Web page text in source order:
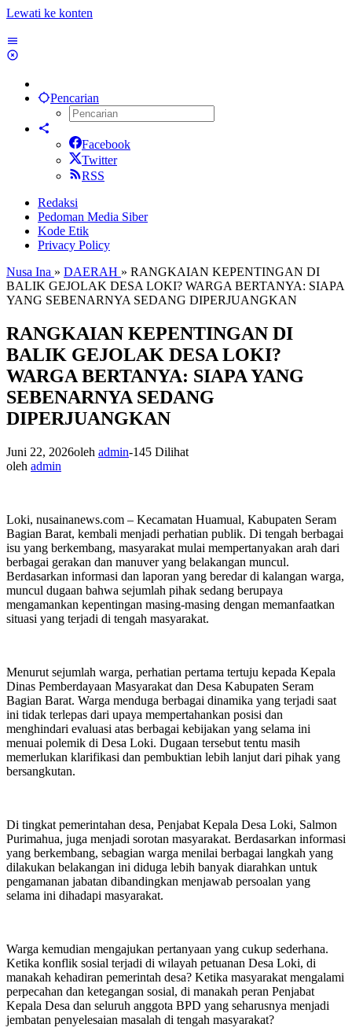
Lewati ke konten
Pencarian
Facebook
Twitter
RSS
Redaksi
Pedoman Media Siber
Kode Etik
Privacy Policy
Nusa Ina » DAERAH » RANGKAIAN KEPENTINGAN DI
BALIK GEJOLAK DESA LOKI? WARGA BERTANYA: SIAPA
YANG SEBENARNYA SEDANG DIPERJUANGKAN
RANGKAIAN KEPENTINGAN DI
BALIK GEJOLAK DESA LOKI?
WARGA BERTANYA: SIAPA YANG
SEBENARNYA SEDANG
DIPERJUANGKAN
Juni 22, 2026oleh admin-145 Dilihat
oleh admin
Loki, nusainanews.com – Kecamatan Huamual, Kabupaten Seram
Bagian Barat, kembali menjadi perhatian publik. Di tengah berbagai
isu yang berkembang, masyarakat mulai mempertanyakan arah dari
berbagai gerakan dan manuver yang belakangan muncul.
Berdasarkan informasi dan laporan yang beredar di kalangan warga,
muncul dugaan bahwa sejumlah pihak sedang berupaya
mengamankan kepentingan masing-masing dengan memanfaatkan
situasi yang terjadi di tengah masyarakat.
Menurut sejumlah warga, perhatian pertama tertuju kepada Kepala
Dinas Pemberdayaan Masyarakat dan Desa Kabupaten Seram
Bagian Barat. Warga menduga berbagai dinamika yang terjadi saat
ini tidak terlepas dari upaya mempertahankan posisi dan
menghindari evaluasi atas berbagai kebijakan yang selama ini
menuai polemik di Desa Loki. Dugaan tersebut tentu masih
memerlukan klarifikasi dan pembuktian lebih lanjut dari pihak yang
bersangkutan.
Di tingkat pemerintahan desa, Penjabat Kepala Desa Loki, Salmon
Purimahua, juga menjadi sorotan masyarakat. Berdasarkan informasi
yang berkembang, sebagian warga menilai berbagai langkah yang
dilakukan belakangan ini diduga lebih banyak diarahkan untuk
pengamanan jabatan dibandingkan menjawab persoalan yang
selama ini dihadapi masyarakat.
Warga kemudian mengajukan pertanyaan yang cukup sederhana.
Ketika konflik sosial terjadi di wilayah petuanan Desa Loki, di
manakah kehadiran pemerintah desa? Ketika masyarakat mengalami
perpecahan dan ketegangan sosial, di manakah peran Penjabat
Kepala Desa dan seluruh anggota BPD yang seharusnya menjadi
jembatan penyelesaian masalah di tengah masyarakat?